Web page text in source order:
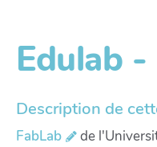
Edulab
Description de
FabLab de